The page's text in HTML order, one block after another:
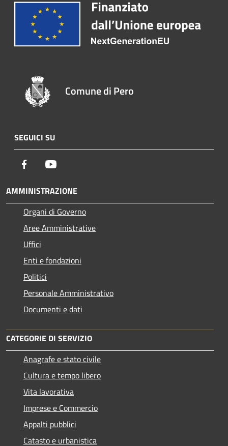
Comune di Pero
SEGUICI SU
Facebook
AMMINISTRAZIONE
Organi di Governo
Aree Amministrative
Uffici
Enti e fondazioni
Politici
Personale Amministrativo
Documenti e dati
CATEGORIE DI SERVIZIO
Anagrafe e stato civile
Cultura e tempo libero
Vita lavorativa
Imprese e Commercio
Appalti pubblici
Catasto e urbanistica